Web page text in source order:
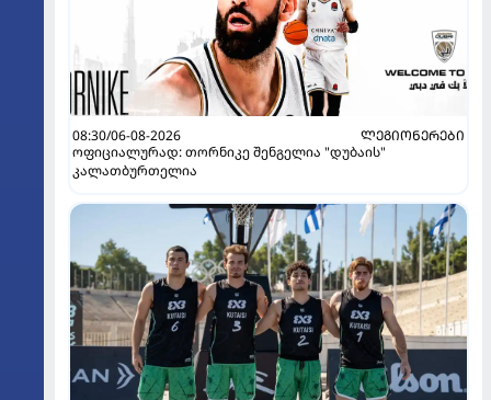
08:30/06-08-2026
ᲚᲔᲒᲘᲝᲜᲔᲠᲔᲑᲘ
ოფიციალურად: თორნიკე შენგელია "დუბაის"
კალათბურთელია